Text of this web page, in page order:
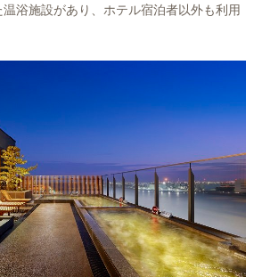
浴施設があり、ホテル宿泊者以外も利用